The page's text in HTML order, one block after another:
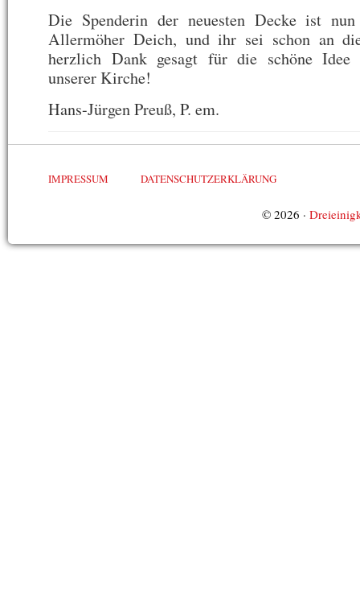
Die Spenderin der neuesten Decke ist
Allermöher Deich, und ihr sei schon an
herzlich Dank gesagt für die schöne Idee
unserer Kirche!
Hans-Jürgen Preuß, P. em.
IMPRESSUM DATENSCHUTZERKLÄRUNG
© 2026 ·